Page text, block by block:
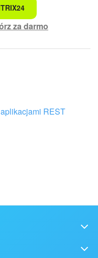
informacji
tego narzędzia
za darmo
REST